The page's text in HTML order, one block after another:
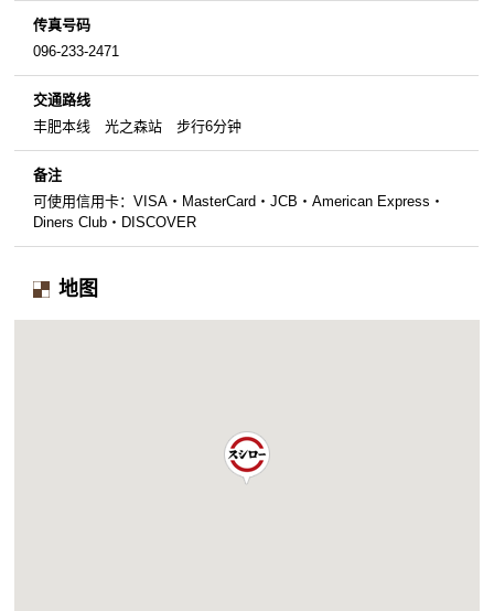
传真号码
096-233-2471
交通路线
丰肥本线 光之森站 步行6分钟
备注
可使用信用卡：VISA・MasterCard・JCB・American Express・
Diners Club・DISCOVER
地图